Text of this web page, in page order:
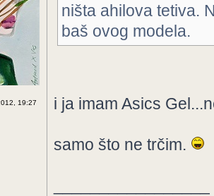
19:27
ništa ahilova tetiva.
baš ovog modela.
i ja imam Asics
samo što ne trčim.